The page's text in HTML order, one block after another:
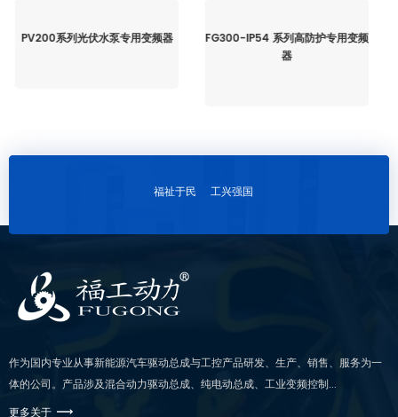
FG300-IP54 系列高防护专用变频
FS200系列智能水泵变频器
福祉于民 工兴强国
作为国内专业从事新能源汽车驱动总成与工控产品研发、生产、销售、服务为一
体的公司。产品涉及混合动力驱动总成、纯电动总成、工业变频控制...
更多关于